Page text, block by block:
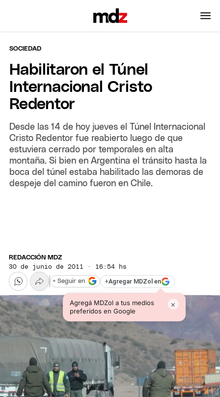
SOCIEDAD
Habilitaron el Túnel
Internacional Cristo
Redentor
Desde las 14 de hoy jueves el Túnel Internacional
Cristo Redentor fue reabierto luego de que
estuviera cerrado por temporales en alta
montaña. Si bien en Argentina el tránsito hasta la
boca del túnel estaba habilitado las demoras de
despeje del camino fueron en Chile.
REDACCIÓN MDZ
30 de junio de 2011 · 16:54 hs
+Agregar MDZol en
Agregá MDZol a tus medios
preferidos en Google
×
+ Seguir en